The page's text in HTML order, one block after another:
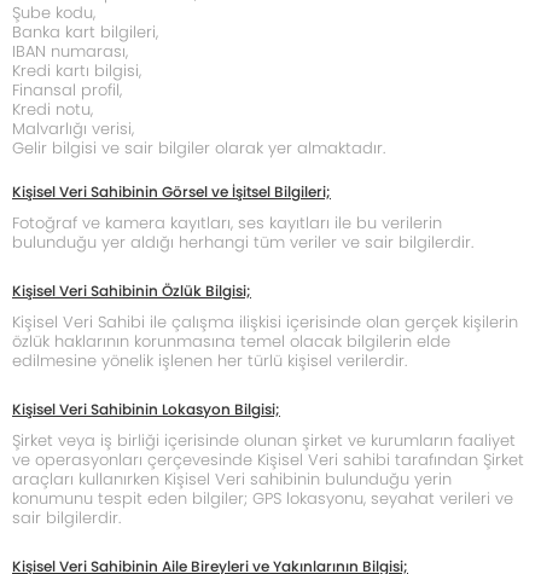
Şube kodu,
Banka kart bilgileri,
IBAN numarası,
Kredi kartı bilgisi,
Finansal profil,
Kredi notu,
Malvarlığı verisi,
Gelir bilgisi ve sair bilgiler olarak yer almaktadır.
Kişisel Veri Sahibinin Görsel ve İşitsel Bilgileri;
Fotoğraf ve kamera kayıtları, ses kayıtları ile bu verilerin
bulunduğu yer aldığı herhangi tüm veriler ve sair bilgilerdir.
Kişisel Veri Sahibinin Özlük Bilgisi;
Kişisel Veri Sahibi ile çalışma ilişkisi içerisinde olan gerçek kişilerin
özlük haklarının korunmasına temel olacak bilgilerin elde
edilmesine yönelik işlenen her türlü kişisel verilerdir.
Kişisel Veri Sahibinin Lokasyon Bilgisi;
Şirket veya iş birliği içerisinde olunan şirket ve kurumların faaliyet
ve operasyonları çerçevesinde Kişisel Veri sahibi tarafından Şirket
araçları kullanırken Kişisel Veri sahibinin bulunduğu yerin
konumunu tespit eden bilgiler; GPS lokasyonu, seyahat verileri ve
sair bilgilerdir.
Kişisel Veri Sahibinin Aile Bireyleri ve Yakınlarının Bilgisi;